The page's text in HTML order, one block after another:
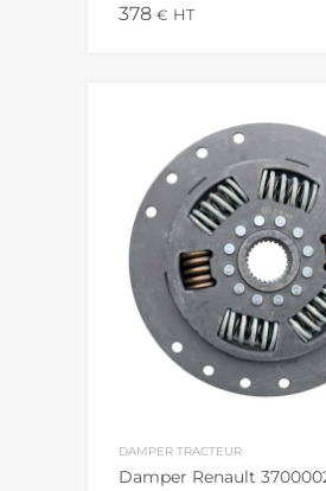
378 € HT
DAMPER TRACTEUR
Damper Renault